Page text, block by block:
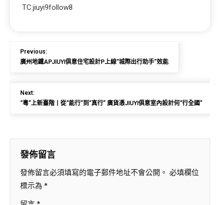
TC:jiuyi9follow8
Previous:
廣州地鐵APJIUYI俱意住宅設計P上線“城際出行助手”效能
Next:
“粵”上新臺階丨從“能行”到“真行” 廣貨憑JIUYI俱意室內設計何“行全國”
發佈留言
發佈留言必須填寫的電子郵件地址不會公開。 必填欄位
標示為 *